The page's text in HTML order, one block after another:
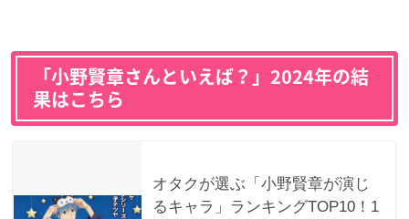
「小野賢章さんといえば？」2024年の結
果はこちら